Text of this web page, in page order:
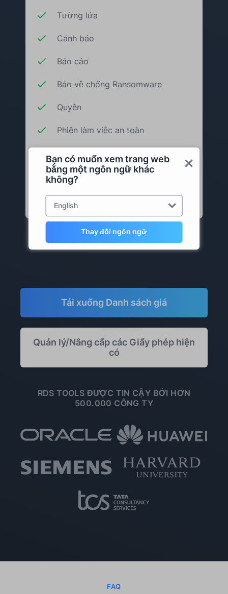
Bạn có muốn xem trang web
bằng một ngôn ngữ khác
không?
English
Thay đổi ngôn ngữ
Tường lửa
Cảnh báo
Báo cáo
Bảo vệ chống Ransomware
Quyền
Phiên làm việc an toàn
Thiết bị đáng tin cậy
Không bao gồm thuế
Tải xuống Danh sách giá
Quản lý/Nâng cấp các Giấy phép hiện
có
RDS TOOLS ĐƯỢC TIN CẬY BỞI HƠN
500.000 CÔNG TY
FAQ